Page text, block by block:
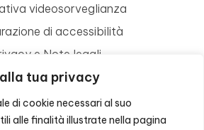
tua privacy
di cookie necessari al suo
alle finalità illustrate nella pagina
videosorveglianza
di accessibilità
e Note legali
Termini di utilizzo
Cookie policy
Contattaci